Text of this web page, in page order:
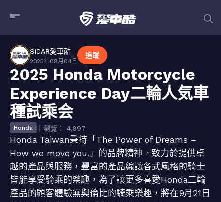
SiCAR愛車酷
2025年09月04日
追蹤
2025 Honda Motorcycle
Experience Day二輪人気車
種試乘会
Honda ｜瀏覽： 4,897
Honda Taiwan秉持「The Power of Dreams –
How we move you.」的品牌精神，致力於提供卓
越的產品與服務，豐富的產品線讓各式風格的騎士
皆能享受騎乘的樂趣，為了讓更多喜愛Honda二輪
產品的顧客體驗無與倫比的騎乘樂趣，將在9月21日